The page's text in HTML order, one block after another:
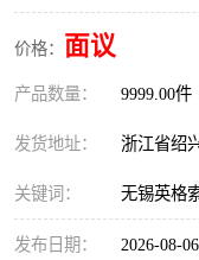
价格： 面议
产品数量： 9999.00件
发货地址： 浙江省绍
关键词： 无锡英格
发布日期： 2026-08-06